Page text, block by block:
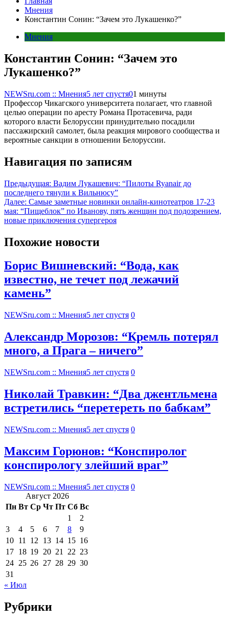
Мнения
Константин Сонин: “Зачем это Лукашенко?”
Мнения
Константин Сонин: “Зачем это
Лукашенко?”
NEWSru.com :: Мнения5 лет спустя01 минуты
Профессор Чикагского университета полагает, что главной
целью операции по аресту Романа Протасевича, ради
которого власти Белоруссии принудительно посадили
пассажирский самолет, была реакция мирового сообщества и
вероятные санкции в отношении Белоруссии.
Навигация по записям
Предыдущая: Вадим Лукашевич: “Пилоты Ryanair до
последнего тянули к Вильнюсу”
Далее: Самые заметные новинки онлайн-кинотеатров 17-23
мая: “Пищеблок” по Иванову, пять женщин под подозрением,
новые приключения супергероя
Похожие новости
Борис Вишневский: “Вода, как
известно, не течет под лежачий
камень”
NEWSru.com :: Мнения5 лет спустя 0
Александр Морозов: “Кремль потерял
много, а Прага – ничего”
NEWSru.com :: Мнения5 лет спустя 0
Николай Травкин: “Два джентльмена
встретились “перетереть по бабкам”
NEWSru.com :: Мнения5 лет спустя 0
Максим Горюнов: “Конспиролог
конспирологу злейший враг”
NEWSru.com :: Мнения5 лет спустя 0
Август 2026
Пн Вт Ср Чт Пт Сб Вс
1
2
3
4 5 6 7 8
9
10 11 12 13 14 15 16
17 18 19 20 21 22 23
24 25 26 27 28 29 30
31
« Июл
Рубрики